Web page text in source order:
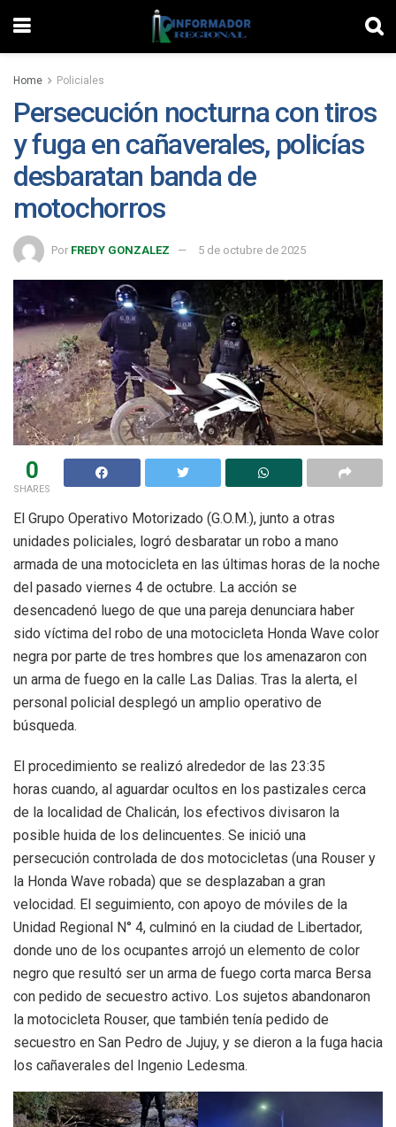
Home Policiales
Persecución nocturna con tiros
y fuga en cañaverales, policías
desbaratan banda de
motochorros
Por FREDY GONZALEZ 5 de octubre de 2025
0
SHARES
El Grupo Operativo Motorizado (G.O.M.), junto a otras
unidades policiales, logró desbaratar un robo a mano
armada de una motocicleta en las últimas horas de la noche
del pasado viernes 4 de octubre. La acción se
desencadenó luego de que una pareja denunciara haber
sido víctima del robo de una motocicleta Honda Wave color
negra por parte de tres hombres que los amenazaron con
un arma de fuego en la calle Las Dalias. Tras la alerta, el
personal policial desplegó un amplio operativo de
búsqueda.
El procedimiento se realizó alrededor de las 23:35
horas cuando, al aguardar ocultos en los pastizales cerca
de la localidad de Chalicán, los efectivos divisaron la
posible huida de los delincuentes. Se inició una
persecución controlada de dos motocicletas (una Rouser y
la Honda Wave robada) que se desplazaban a gran
velocidad. El seguimiento, con apoyo de móviles de la
Unidad Regional N° 4, culminó en la ciudad de Libertador,
donde uno de los ocupantes arrojó un elemento de color
negro que resultó ser un arma de fuego corta marca Bersa
con pedido de secuestro activo. Los sujetos abandonaron
la motocicleta Rouser, que también tenía pedido de
secuestro en San Pedro de Jujuy, y se dieron a la fuga hacia
los cañaverales del Ingenio Ledesma.